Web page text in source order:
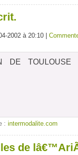
2002 à 20:10 |
DE TOULOUSE
: intermodalite.com
de